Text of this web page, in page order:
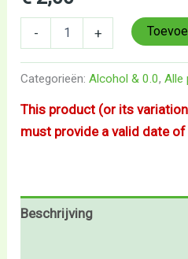
- +
Categorieën:Alcohol & 0.0,Alle
This product (or its
must provide a valid date
Beschrijving